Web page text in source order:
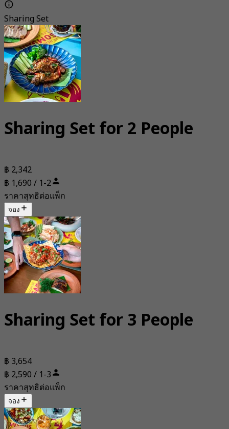
Sharing Set
Sharing Set for 2 People
฿ 2,342
฿ 1,690 / 1-2
ราคาสุทธิต่อแพ็ก
จอง
Sharing Set for 3 People
฿ 3,654
฿ 2,590 / 1-3
ราคาสุทธิต่อแพ็ก
จอง